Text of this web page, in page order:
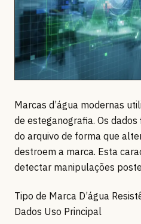
Marcas d’água modernas
de esteganografia. Os
do arquivo de forma que
destroem a marca. Esta
detectar manipulações
Tipo de Marca D’água
Dados Uso Principal